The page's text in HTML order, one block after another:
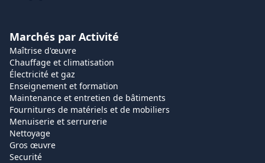
Marchés par Activité
Maîtrise d'œuvre
Chauffage et climatisation
Électricité et gaz
Enseignement et formation
Maintenance et entretien de bâtiments
Fournitures de matériels et de mobiliers
Menuiserie et serrurerie
Nettoyage
Gros œuvre
Securité